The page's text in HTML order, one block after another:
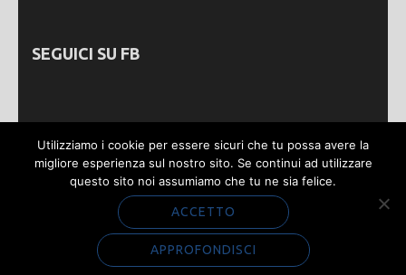
SEGUICI SU FB
Webmastering bySGWEB | Metro Magazine |
Sviluppato da
Rara Theme. Powered by
Utilizziamo i cookie per essere sicuri che tu possa avere la
migliore esperienza sul nostro sito. Se continui ad utilizzare
questo sito noi assumiamo che tu ne sia felice.
ACCETTO
APPROFONDISCI